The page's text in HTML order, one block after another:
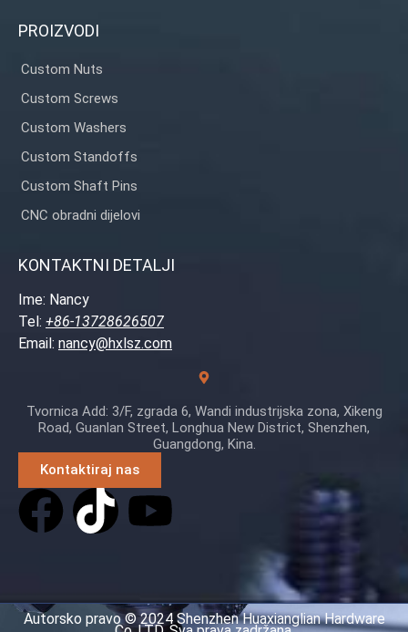
PROIZVODI
Custom Nuts
Custom Screws
Custom Washers
Custom Standoffs
Custom Shaft Pins
CNC obradni dijelovi
KONTAKTNI DETALJI
Ime: Nancy
Tel: +86-13728626507
Email: nancy@hxlsz.com
Tvornica Add: 3/F, zgrada 6, Wandi industrijska zona, Xikeng
Road, Guanlan Street, Longhua New District, Shenzhen,
Guangdong, Kina.
Kontaktiraj nas
Autorsko pravo © 2024 Shenzhen Huaxianglian Hardware